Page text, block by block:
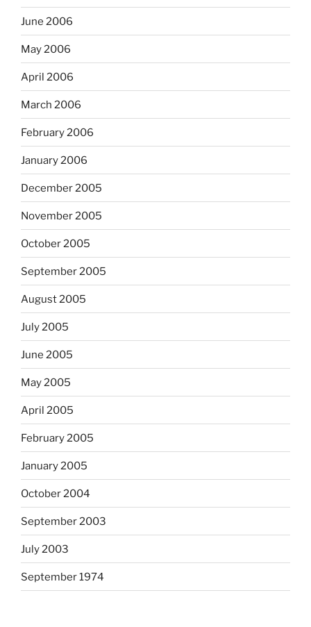
June 2006
May 2006
April 2006
March 2006
February 2006
January 2006
December 2005
November 2005
October 2005
September 2005
August 2005
July 2005
June 2005
May 2005
April 2005
February 2005
January 2005
October 2004
September 2003
July 2003
September 1974